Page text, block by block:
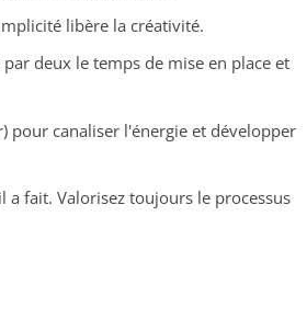
libère la créativité.
deux le temps de mise en place et
pour canaliser l'énergie et développer
fait. Valorisez toujours le processus